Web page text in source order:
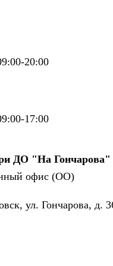
20:00
17:00
ДО "На Гончарова"
офис (ОО)
ул. Гончарова, д.